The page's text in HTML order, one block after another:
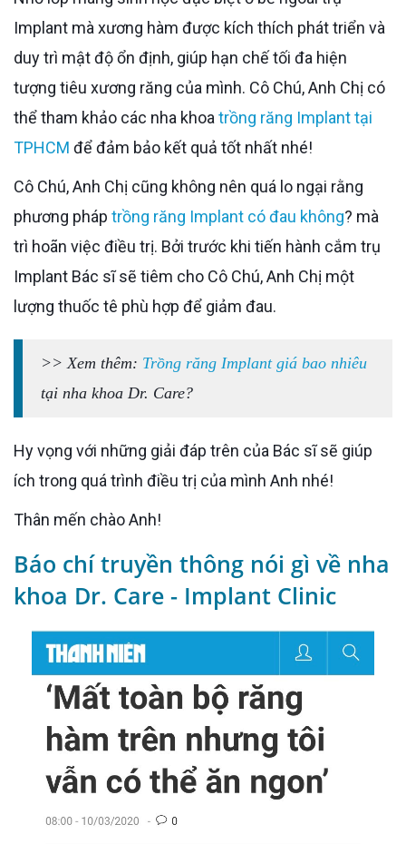
Implant mà xương hàm được kích thích phát triển và
duy trì mật độ ổn định, giúp hạn chế tối đa hiện
tượng tiêu xương răng của mình. Cô Chú, Anh Chị có
thể tham khảo các nha khoa trồng răng Implant tại
TPHCM để đảm bảo kết quả tốt nhất nhé!
Cô Chú, Anh Chị cũng không nên quá lo ngại rằng
phương pháp trồng răng Implant có đau không? mà
trì hoãn việc điều trị. Bởi trước khi tiến hành cắm trụ
Implant Bác sĩ sẽ tiêm cho Cô Chú, Anh Chị một
lượng thuốc tê phù hợp để giảm đau.
>> Xem thêm: Trồng răng Implant giá bao nhiêu
tại nha khoa Dr. Care?
Hy vọng với những giải đáp trên của Bác sĩ sẽ giúp
ích trong quá trình điều trị của mình Anh nhé!
Thân mến chào Anh!
Báo chí truyền thông nói gì về nha
khoa Dr. Care - Implant Clinic